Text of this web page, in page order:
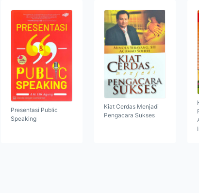
Presentasi Public
Speaking
Kiat Cerdas Menjadi
Pengacara Sukses